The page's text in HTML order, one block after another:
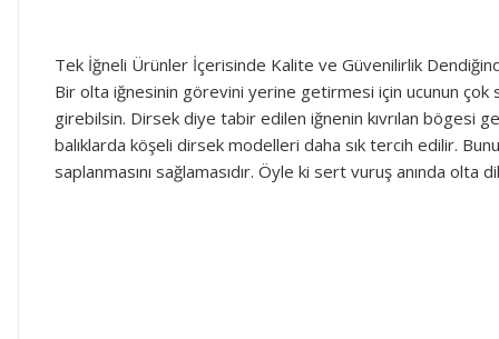
Tek İğneli Ürünler İçerisinde Kalite ve Güvenilirlik
Bir olta iğnesinin görevini yerine getirmesi için ucunun çok
girebilsin. Dirsek diye tabir edilen iğnenin kıvrılan bögesi
balıklarda köşeli dirsek modelleri daha sık tercih edilir.
saplanmasını sağlamasıdır. Öyle ki sert vuruş anında olta